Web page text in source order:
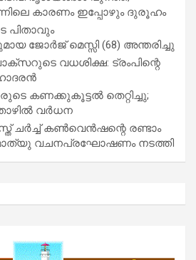
കാരണം ഇപ്പോഴും ദുരൂഹം
പിതാവും
ജോർജ് മെസ്സി (68) അന്തരിച്ചു
വധശിക്ഷ: ട്രംപിന്റെ
കണക്കുകൂട്ടൽ തെറ്റിച്ചു;
വർധന
ചർച്ച് കൺവെൻഷന്റെ രണ്ടാം
മാത്യു വചനപ്രഘോഷണം നടത്തി